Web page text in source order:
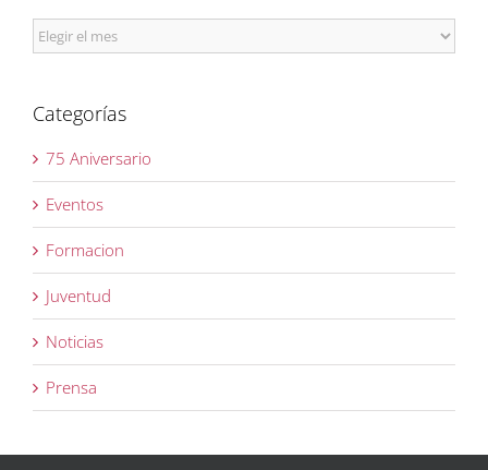
Archivos
Categorías
75 Aniversario
Eventos
Formacion
Juventud
Noticias
Prensa